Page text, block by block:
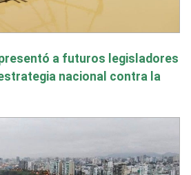
a futuros legisladores
nacional contra la